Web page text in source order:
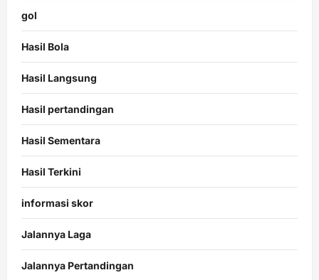
gol
Hasil Bola
Hasil Langsung
Hasil pertandingan
Hasil Sementara
Hasil Terkini
informasi skor
Jalannya Laga
Jalannya Pertandingan